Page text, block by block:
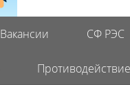
Вакансии СФ РЭС